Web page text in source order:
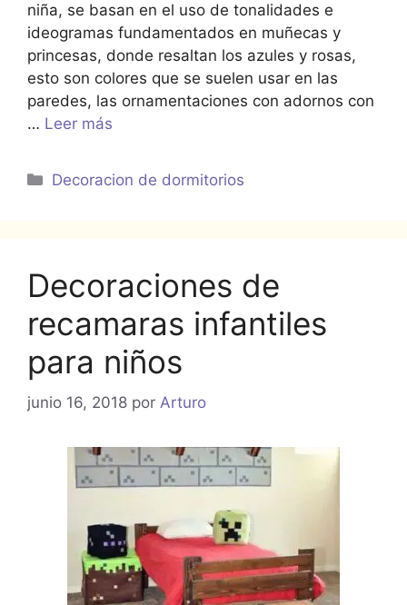
niña, se basan en el uso de tonalidades e
ideogramas fundamentados en muñecas y
princesas, donde resaltan los azules y rosas,
esto son colores que se suelen usar en las
paredes, las ornamentaciones con adornos con
… Leer más
Categorías
Decoracion de dormitorios
Decoraciones de
recamaras infantiles
para niños
junio 16, 2018 por Arturo